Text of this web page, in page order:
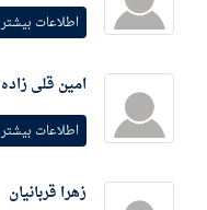
اطلاعات بیشتر
امین قلی زاده
اطلاعات بیشتر
زهرا قربانیان